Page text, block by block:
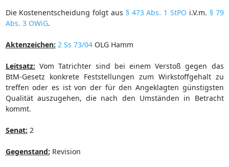
Die Kostenentscheidung folgt aus § 473 Abs. 1 StPO i.V.m. § 79
Abs. 3 OWiG.
Aktenzeichen: 2 Ss 73/04OLG Hamm
Leitsatz: Vom Tatrichter sind bei einem Verstoß gegen das
BtM-Gesetz konkrete Feststellungen zum Wirkstoffgehalt zu
treffen oder es ist von der für den Angeklagten günstigsten
Qualität auszugehen, die nach den Umständen in Betracht
kommt.
Senat: 2
Gegenstand: Revision